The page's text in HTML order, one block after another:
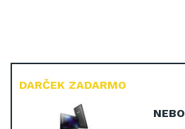
DARČEK ZADARMO
NEBO